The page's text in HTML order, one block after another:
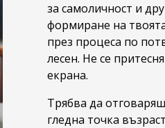
за самоличност и
формиране на
през процеса по
лесен. Не се
екрана.
Трябва да
гледна точка